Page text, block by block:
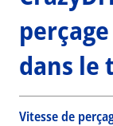
dans le
Vitesse de